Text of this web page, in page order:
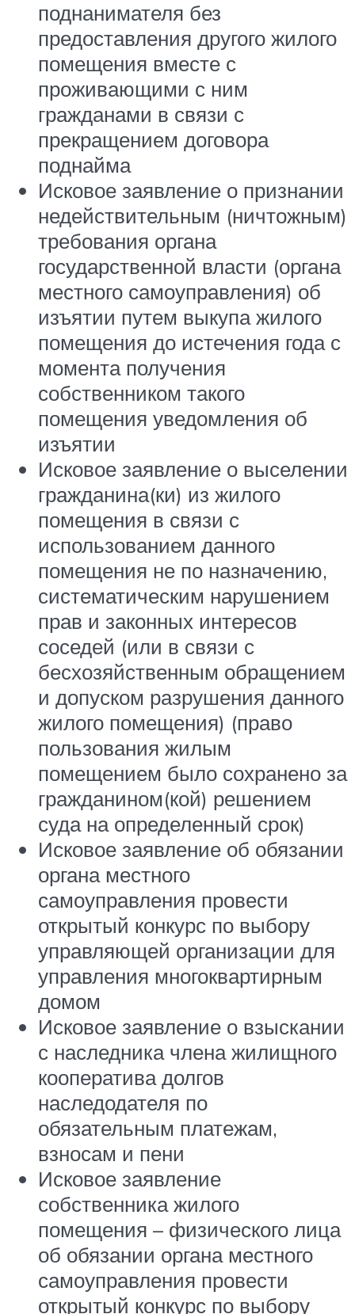
поднанимателя без
предоставления другого жилого
помещения вместе с
проживающими с ним
гражданами в связи с
прекращением договора
поднайма
Исковое заявление о признании
недействительным (ничтожным)
требования органа
государственной власти (органа
местного самоуправления) об
изъятии путем выкупа жилого
помещения до истечения года с
момента получения
собственником такого
помещения уведомления об
изъятии
Исковое заявление о выселении
гражданина(ки) из жилого
помещения в связи с
использованием данного
помещения не по назначению,
систематическим нарушением
прав и законных интересов
соседей (или в связи с
бесхозяйственным обращением
и допуском разрушения данного
жилого помещения) (право
пользования жилым
помещением было сохранено за
гражданином(кой) решением
суда на определенный срок)
Исковое заявление об обязании
органа местного
самоуправления провести
открытый конкурс по выбору
управляющей организации для
управления многоквартирным
домом
Исковое заявление о взыскании
с наследника члена жилищного
кооператива долгов
наследодателя по
обязательным платежам,
взносам и пени
Исковое заявление
собственника жилого
помещения – физического лица
об обязании органа местного
самоуправления провести
открытый конкурс по выбору